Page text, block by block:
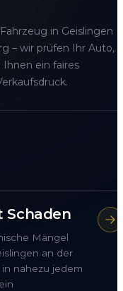
in Geislingen
– wir prüfen Ihr Auto,
ein faires
Schaden
Mängel
an der
nahezu jedem